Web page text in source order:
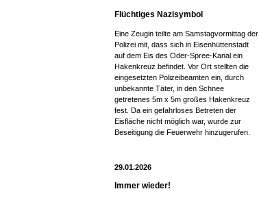
Flüchtiges Nazisymbol
Eine Zeugin teilte am Samstagvormittag der
Polizei mit, dass sich in Eisenhüttenstadt
auf dem Eis des Oder-Spree-Kanal ein
Hakenkreuz befindet. Vor Ort stellten die
eingesetzten Polizeibeamten ein, durch
unbekannte Täter, in den Schnee
getretenes 5m x 5m großes Hakenkreuz
fest. Da ein gefahrloses Betreten der
Eisfläche nicht möglich war, wurde zur
Beseitigung die Feuerwehr hinzugerufen.
29.01.2026
Immer wieder!